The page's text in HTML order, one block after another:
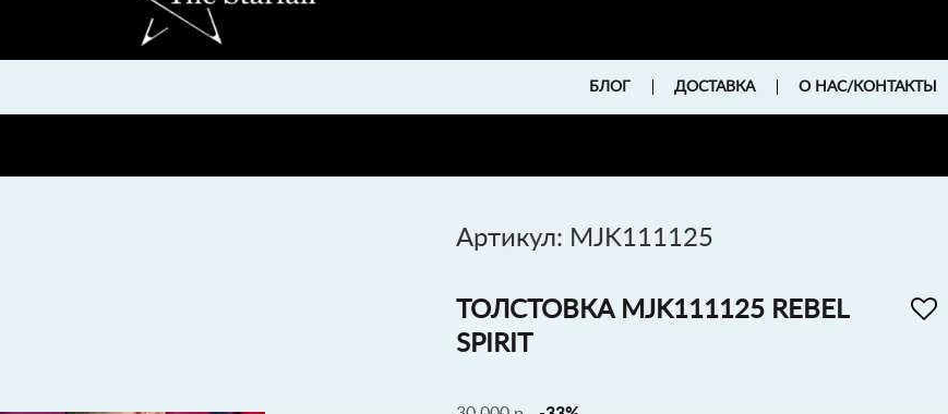
БЛОГ ДОСТАВКА О НАС/КОНТАКТЫ
Артикул: MJK111125
ТОЛСТОВКА MJK111125 REBEL
SPIRIT